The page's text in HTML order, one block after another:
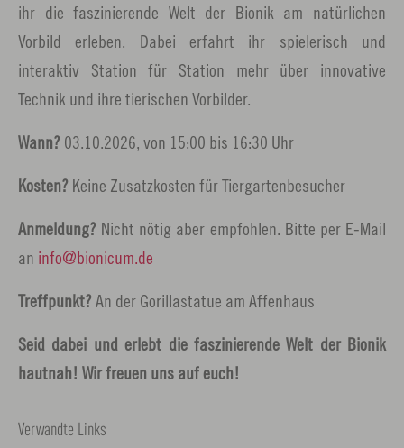
ihr die faszinierende Welt der Bionik am natürlichen
Vorbild erleben. Dabei erfahrt ihr spielerisch und
interaktiv Station für Station mehr über innovative
Technik und ihre tierischen Vorbilder.
Wann? 03.10.2026, von 15:00 bis 16:30 Uhr
Kosten? Keine Zusatzkosten für Tiergartenbesucher
Anmeldung? Nicht nötig aber empfohlen. Bitte per E-Mail
an info bionicum.de
Treffpunkt?An der Gorillastatue am Affenhaus
Seid dabei und erlebt die faszinierende Welt der Bionik
hautnah! Wir freuen uns auf euch!
Verwandte Links